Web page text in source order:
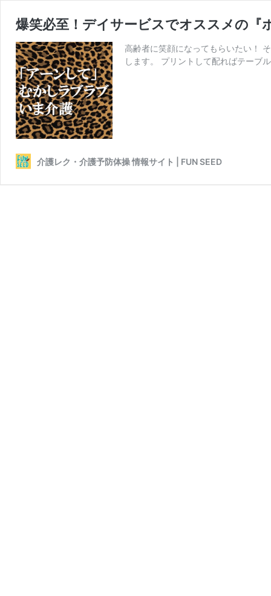
爆笑必至！デイサービスでオススメの
高齢者に笑顔になってもらいたい！
します。 プリントして配ればテーブ
介護レク・介護予防体操 情報サイト | FUN SEED